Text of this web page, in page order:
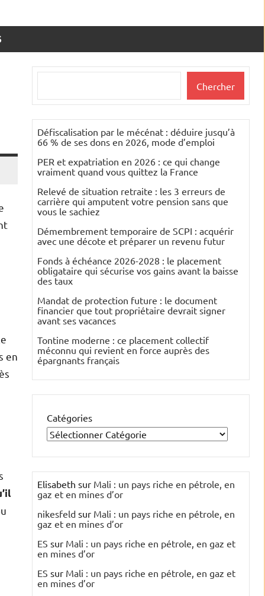
en
Chercher
Défiscalisation par le mécénat : déduire jusqu’à
66 % de ses dons en 2026, mode d’emploi
PER et expatriation en 2026 : ce qui change
vraiment quand vous quittez la France
Relevé de situation retraite : les 3 erreurs de
carrière qui amputent votre pension sans que
vous le sachiez
Démembrement temporaire de SCPI : acquérir
avec une décote et préparer un revenu futur
Fonds à échéance 2026-2028 : le placement
obligataire qui sécurise vos gains avant la baisse
des taux
Mandat de protection future : le document
financier que tout propriétaire devrait signer
avant ses vacances
Tontine moderne : ce placement collectif
méconnu qui revient en force auprès des
épargnants français
Catégories
Elisabeth sur Mali : un pays riche en pétrole, en
gaz et en mines d’or
nikesfeld sur Mali : un pays riche en pétrole, en
gaz et en mines d’or
ES sur Mali : un pays riche en pétrole, en gaz et
en mines d’or
ES sur Mali : un pays riche en pétrole, en gaz et
en mines d’or